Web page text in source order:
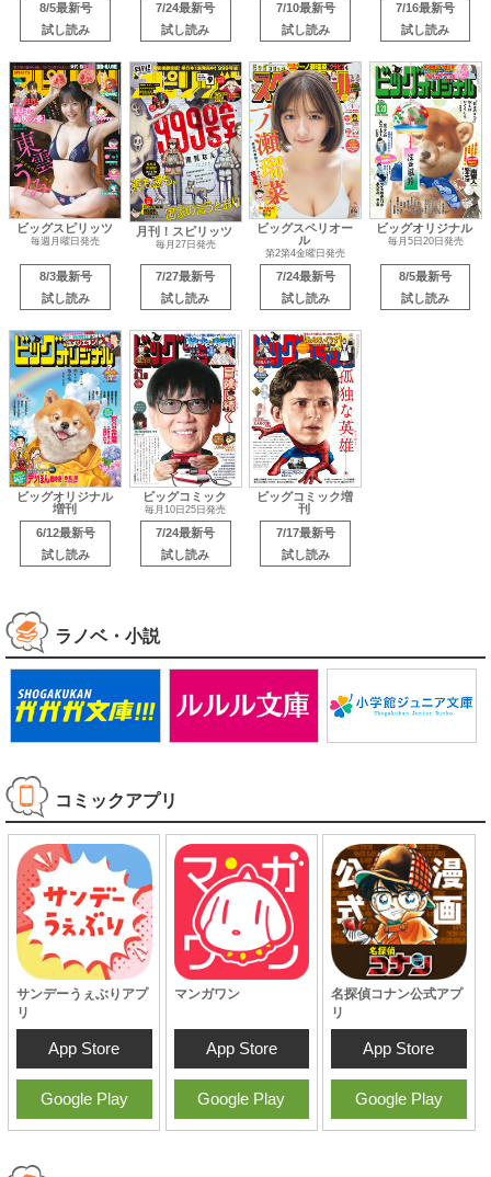
8/5最新号
試し読み
7/24最新号
試し読み
7/10最新号
試し読み
7/16最新号
試し読み
ビッグスピリッツ
毎週月曜日発売
8/3最新号
試し読み
月刊！スピリッツ
毎月27日発売
7/27最新号
試し読み
ビッグスペリオー
ル
第2第4金曜日発売
7/24最新号
試し読み
ビッグオリジナル
毎月5日20日発売
8/5最新号
試し読み
ビッグオリジナル
増刊
6/12最新号
試し読み
ビッグコミック
毎月10日25日発売
7/24最新号
試し読み
ビッグコミック増
刊
7/17最新号
試し読み
ラノベ・小説
コミックアプリ
サンデーうぇぶりアプ
リ
App Store
Google Play
マンガワン
App Store
Google Play
名探偵コナン公式アプ
リ
App Store
Google Play